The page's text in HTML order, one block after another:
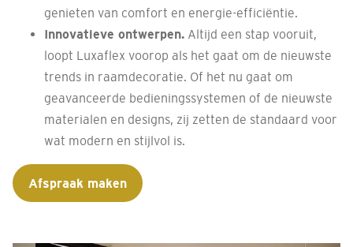
genieten van comfort en energie-efficiëntie.
Innovatieve ontwerpen. Altijd een stap vooruit,
loopt Luxaflex voorop als het gaat om de nieuwste
trends in raamdecoratie. Of het nu gaat om
geavanceerde bedieningssystemen of de nieuwste
materialen en designs, zij zetten de standaard voor
wat modern en stijlvol is.
Afspraak maken